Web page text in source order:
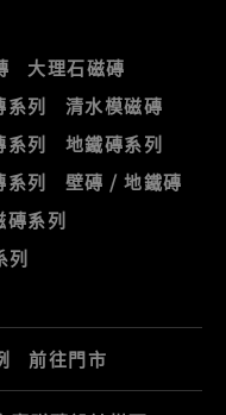
大理石磁磚
系列
清水模磁磚
系列
地鐵磚系列
系列
壁磚 / 地鐵磚
磚系列
列
前往門市